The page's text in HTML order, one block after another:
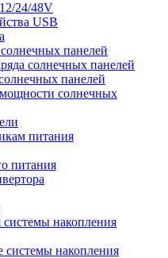
24/48V
USB
панелей
солнечных панелей
панелей
солнечных
питания
питания
системы накопления
накопления